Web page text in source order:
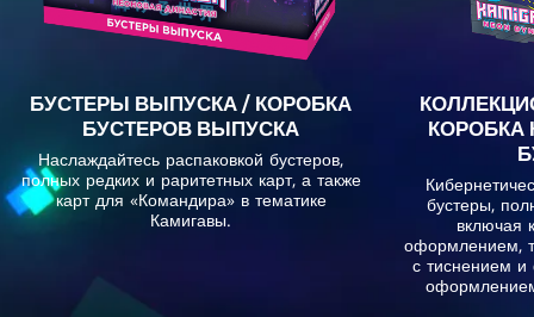
БУСТЕРЫ ВЫПУСКА / КОРОБКА
БУСТЕРОВ ВЫПУСКА
Наслаждайтесь распаковкой бустеров,
полных редких и раритетных карт, а также
карт для «Командира» в тематике
Камигавы.
бустеры,
включая
оформлением,
с тиснением и